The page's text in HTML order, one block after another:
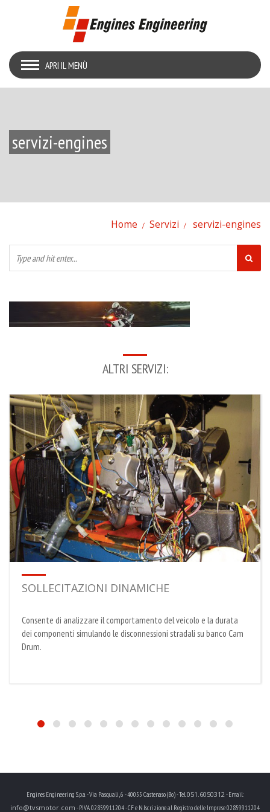
APRI IL MENÙ
servizi-engines
Home Servizi servizi-engines
ALTRI SERVIZI:
SOLLECITAZIONI DINAMICHE
Consente di analizzare il comportamento del veicolo e la durata
dei componenti simulando le disconnessioni stradali su banco Cam
Drum.
Engines Engineering S.p.a. - Via Pasquali, 6 - 40055 Castenaso (Bo) - Tel.051.6050312- Email:
info@tvsmotor.com - P.IVA 02859911204 - CF e N.Iscrizione al Registro delle Imprese 02859911204